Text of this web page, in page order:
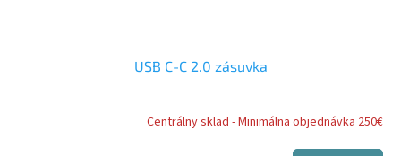
USB C-C 2.0 zásuvka
Centrálny sklad - Minimálna objednávka 250€